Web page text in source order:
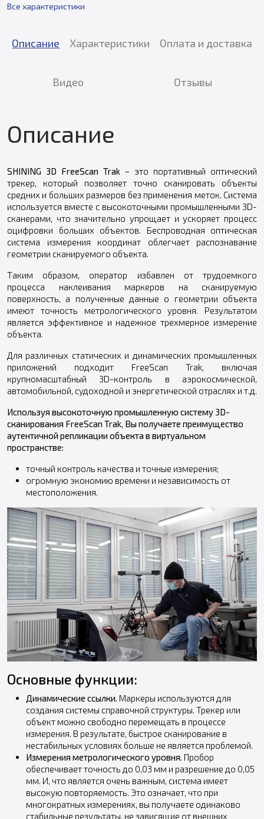
Все характеристики
Описание Характеристики Оплата и доставка
Видео Отзывы
Описание
SHINING 3D FreeScan Trak– это портативный оптический
трекер, который позволяет точно сканировать объекты
средних и больших размеров без применения меток. Система
используется вместе с высокоточными промышленными 3D-
сканерами, что значительно упрощает и ускоряет процесс
оцифровки больших объектов. Беспроводная оптическая
система измерения координат облегчает распознавание
геометрии сканируемого объекта.
Таким образом, оператор избавлен от трудоемкого
процесса наклеивания маркеров на сканируемую
поверхность, а полученные данные о геометрии объекта
имеют точность метрологического уровня. Результатом
является эффективное и надежное трехмерное измерение
объекта.
Для различных статических и динамических промышленных
приложений подходит FreeScan Trak, включая
крупномасштабный 3D-контроль в аэрокосмической,
автомобильной, судоходной и энергетической отраслях и т.д.
Используя высокоточную промышленную систему 3D-
сканирования FreeScan Trak, Вы получаете преимущество
аутентичной репликации объекта в виртуальном
пространстве:
точный контроль качества и точные измерения;
огромную экономию времени и независимость от
местоположения.
Основные функции:
Динамические ссылки. Маркеры используются для
создания системы справочной структуры. Трекер или
объект можно свободно перемещать в процессе
измерения. В результате, быстрое сканирование в
нестабильных условиях больше не является проблемой.
Измерения метрологического уровня. Пробор
обеспечивает точность до 0,03 мм и разрешение до 0,05
мм. И, что является очень важным, система имеет
высокую повторяемость. Это означает, что при
многократных измерениях, вы получаете одинаково
стабильные результаты, не зависящие от внешних